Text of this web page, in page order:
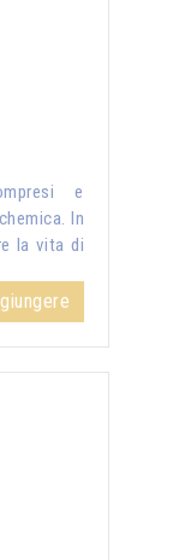
e
In
la vita di